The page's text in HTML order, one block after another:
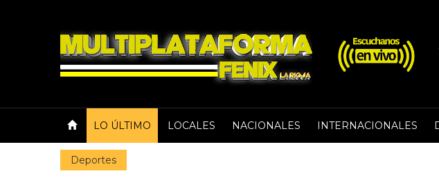
LO ÚLTIMO LOCALES NACIONALES INTERNACIONALES
Deportes